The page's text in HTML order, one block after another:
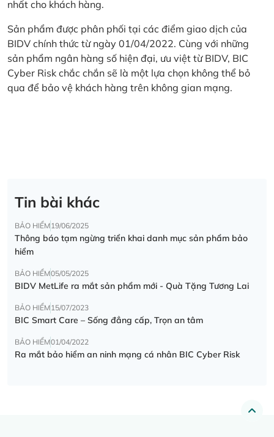
nhất cho khách hàng.
Sản phẩm được phân phối tại các điểm giao dịch của
BIDV chính thức từ ngày 01/04/2022. Cùng với những
sản phẩm ngân hàng số hiện đại, ưu việt từ BIDV, BIC
Cyber Risk chắc chắn sẽ là một lựa chọn không thể bỏ
qua để bảo vệ khách hàng trên không gian mạng.
Tin bài khác
BẢO HIỂM19/06/2025
Thông báo tạm ngừng triển khai danh mục sản phẩm bảo
hiểm
BẢO HIỂM05/05/2025
BIDV MetLife ra mắt sản phẩm mới - Quà Tặng Tương Lai
BẢO HIỂM15/07/2023
BIC Smart Care – Sống đẳng cấp, Trọn an tâm
BẢO HIỂM01/04/2022
Ra mắt bảo hiểm an ninh mạng cá nhân BIC Cyber Risk